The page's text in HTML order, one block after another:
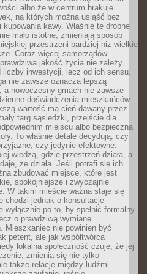
albo że w centrum brakuje
na których można usiąść bez
kawy. Właśnie te drobne
mało istotne, zmieniają sposób
przestrzeni bardziej niż wielkie
Coraz więcej samorządów
jakość życia nie zależy
liczby inwestycji, lecz od ich sensu.
nie zawsze oznacza lepszą
a nowoczesny gmach nie zawsze
doświadczenia mieszkańców.
wartość ma cień dawany przez
targ sąsiedzki, przejście dla
miejscu albo bezpieczna
To właśnie detale decydują, czy
czy jedynie efektowne.
wiedzą, gdzie przestrzeń działa, a
że działa. Jeśli potrafi się ich
zbudować miejsce, które jest
spokojniejsze i zwyczajnie
W takim mieście ważna staje się
chodzi jednak o konsultacje
wyłącznie po to, by spełnić formalny
o prawdziwą wymianę
Mieszkaniec nie powinien być
petent, ale jak współtwórca
lokalna społeczność czuje, że jej
zmienia się nie tylko
także relacje między ludźmi.